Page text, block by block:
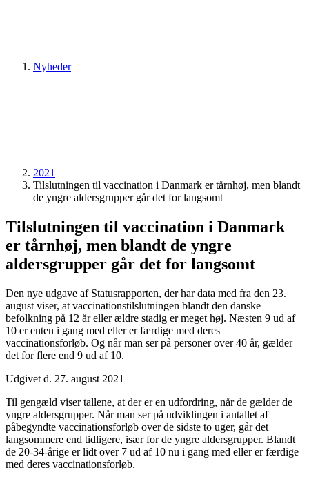
Nyheder
2021
Tilslutningen til vaccination i Danmark er tårnhøj, men blandt
de yngre aldersgrupper går det for langsomt
Tilslutningen til vaccination i Danmark
er tårnhøj, men blandt de yngre
aldersgrupper går det for langsomt
Den nye udgave af Statusrapporten, der har data med fra den 23.
august viser, at vaccinationstilslutningen blandt den danske
befolkning på 12 år eller ældre stadig er meget høj. Næsten 9 ud af
10 er enten i gang med eller er færdige med deres
vaccinationsforløb. Og når man ser på personer over 40 år, gælder
det for flere end 9 ud af 10.
Udgivet d. 27. august 2021
Til gengæld viser tallene, at der er en udfordring, når de gælder de
yngre aldersgrupper. Når man ser på udviklingen i antallet af
påbegyndte vaccinationsforløb over de sidste to uger, går det
langsommere end tidligere, især for de yngre aldersgrupper. Blandt
de 20-34-årige er lidt over 7 ud af 10 nu i gang med eller er færdige
med deres vaccinationsforløb.